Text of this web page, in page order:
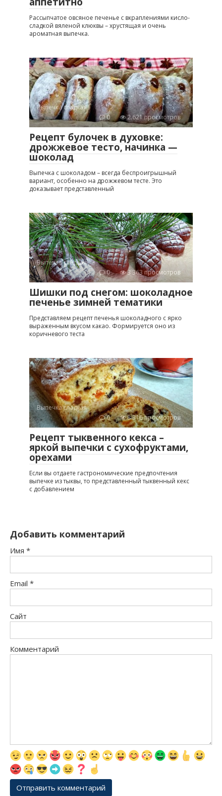
Рассыпчатое овсяное печенье с вкраплениями кисло-
сладкой вяленой клюквы – хрустящая и очень
ароматная выпечка.
Выпечка сладкая
0
2 621 просмотров
Рецепт булочек в духовке:
дрожжевое тесто, начинка —
шоколад
Выпечка с шоколадом – всегда беспроигрышный
вариант, особенно на дрожжевом тесте. Это
доказывает представленный
Выпечка сладкая
0
3 363 просмотров
Шишки под снегом: шоколадное
печенье зимней тематики
Представляем рецепт печенья шоколадного с ярко
выраженным вкусом какао. Формируется оно из
коричневого теста
Выпечка сладкая
0
3 316 просмотров
Рецепт тыквенного кекса –
яркой выпечки с сухофруктами,
орехами
Если вы отдаете гастрономические предпочтения
выпечке из тыквы, то представленный тыквенный кекс
с добавлением
Добавить комментарий
Имя *
Email *
Сайт
Комментарий